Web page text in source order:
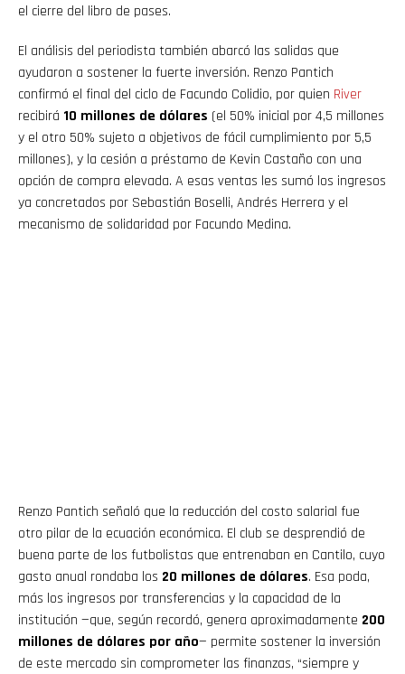
el cierre del libro de pases.
El análisis del periodista también abarcó las salidas que
ayudaron a sostener la fuerte inversión. Renzo Pantich
confirmó el final del ciclo de Facundo Colidio, por quien River
recibirá 10 millones de dólares (el 50% inicial por 4,5 millones
y el otro 50% sujeto a objetivos de fácil cumplimiento por 5,5
millones), y la cesión a préstamo de Kevin Castaño con una
opción de compra elevada. A esas ventas les sumó los ingresos
ya concretados por Sebastián Boselli, Andrés Herrera y el
mecanismo de solidaridad por Facundo Medina.
Renzo Pantich señaló que la reducción del costo salarial fue
otro pilar de la ecuación económica. El club se desprendió de
buena parte de los futbolistas que entrenaban en Cantilo, cuyo
gasto anual rondaba los 20 millones de dólares. Esa poda,
más los ingresos por transferencias y la capacidad de la
institución —que, según recordó, genera aproximadamente 200
millones de dólares por año— permite sostener la inversión
de este mercado sin comprometer las finanzas, “siempre y